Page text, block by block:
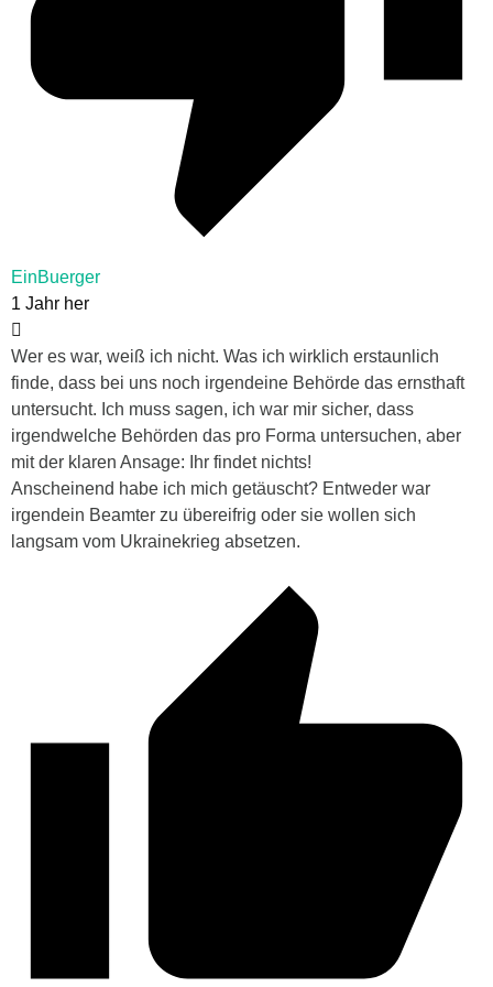
EinBuerger
1 Jahr her
Wer es war, weiß ich nicht. Was ich wirklich erstaunlich
finde, dass bei uns noch irgendeine Behörde das ernsthaft
untersucht. Ich muss sagen, ich war mir sicher, dass
irgendwelche Behörden das pro Forma untersuchen, aber
mit der klaren Ansage: Ihr findet nichts!
Anscheinend habe ich mich getäuscht? Entweder war
irgendein Beamter zu übereifrig oder sie wollen sich
langsam vom Ukrainekrieg absetzen.